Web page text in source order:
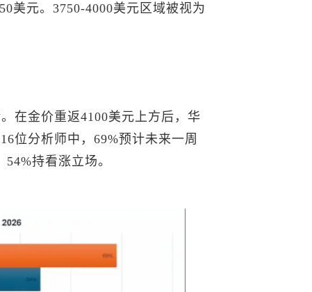
美元。3750-4000美元区域被视为
在金价重返4100美元上方后，华
位分析师中，69%预计未来一周
持看涨立场。